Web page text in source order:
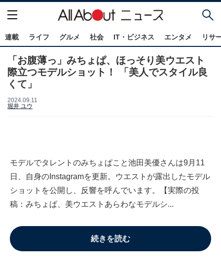
連載 ライフ グルメ 社会 IT・ビジネス エンタメ リサ
「お腹薄っ」みちょぱ、ほっそり美ウエスト
際立つモデルショット！ 「美人でスタイル良
くて」
2024.09.11
堀井 ユウ
モデルでタレントのみちょぱこと池田美優さんは9月11
日、自身のInstagramを更新。ウエストが露出したモデル
ショットを公開し、反響を呼んでいます。【実際の投
稿：みちょぱ、美ウエストあらわなモデルシ...
続きを読む